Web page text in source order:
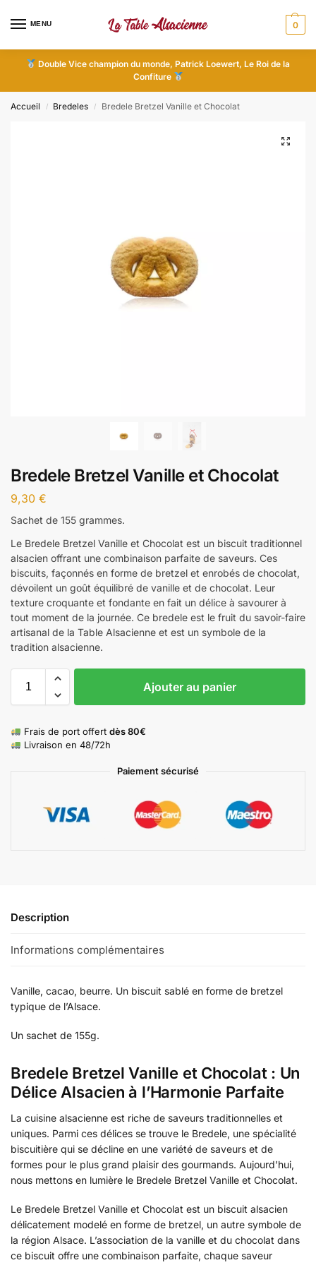
MENU 0
Double Vice champion du monde, Patrick Loewert, Le Roi de la
Confiture
Accueil / Bredeles / Bredele Bretzel Vanille et Chocolat
Bredele Bretzel Vanille et Chocolat
9,30 €
Sachet de 155 grammes.
Le Bredele Bretzel Vanille et Chocolat est un biscuit traditionnel
alsacien offrant une combinaison parfaite de saveurs. Ces
biscuits, façonnés en forme de bretzel et enrobés de chocolat,
dévoilent un goût équilibré de vanille et de chocolat. Leur
texture croquante et fondante en fait un délice à savourer à
tout moment de la journée. Ce bredele est le fruit du savoir-faire
artisanal de la Table Alsacienne et est un symbole de la
tradition alsacienne.
Ajouter au panier
Frais de port offert dès 80€
Livraison en 48/72h
Paiement sécurisé
Description
Informations complémentaires
Vanille, cacao, beurre. Un biscuit sablé en forme de bretzel
typique de l’Alsace.
Un sachet de 155g.
Bredele Bretzel Vanille et Chocolat : Un
Délice Alsacien à l’Harmonie Parfaite
La cuisine alsacienne est riche de saveurs traditionnelles et
uniques. Parmi ces délices se trouve le Bredele, une spécialité
biscuitière qui se décline en une variété de saveurs et de
formes pour le plus grand plaisir des gourmands. Aujourd’hui,
nous mettons en lumière le Bredele Bretzel Vanille et Chocolat.
Le Bredele Bretzel Vanille et Chocolat est un biscuit alsacien
délicatement modelé en forme de bretzel, un autre symbole de
la région Alsace. L’association de la vanille et du chocolat dans
ce biscuit offre une combinaison parfaite, chaque saveur